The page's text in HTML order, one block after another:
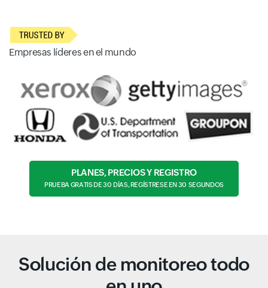
Empresas líderes en el mundo
PLANES, PRECIOS Y REGISTRO
PRUEBA GRATIS DE 30 DÍAS, REGÍSTRESE EN 30 SEGUNDOS
Solución de monitoreo todo